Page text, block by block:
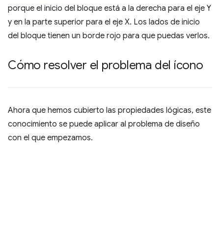
porque el inicio del bloque está a la derecha para el eje Y
y en la parte superior para el eje X. Los lados de inicio
del bloque tienen un borde rojo para que puedas verlos.
Cómo resolver el problema del ícono
Ahora que hemos cubierto las propiedades lógicas, este
conocimiento se puede aplicar al problema de diseño
con el que empezamos.